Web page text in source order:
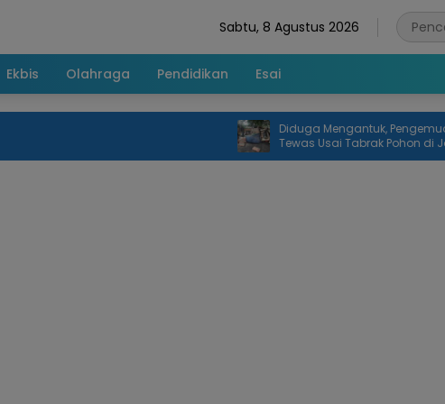
Sabtu, 8 Agustus 2026
Ekbis Olahraga Pendidikan Esai
Diduga Mengantuk, Pengemudi Mobil
Tewas Usai Tabrak Pohon di Jatiasih